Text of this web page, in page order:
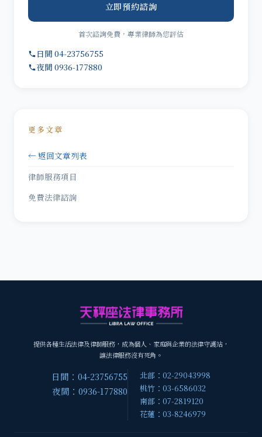
立即預約諮詢
首次諮詢免費，專業律師為您評估
日間 04-23756755
夜間 0936-177880
更多文章
← 返回文章列表
律師服務項目
免費法律諮詢
提供各種生活法律及律師服務，成為個人、家庭與企業的法律守護站，
讓法律服務沒有死角。
日間：04-23756755
夜間：0936-177880
北部：02-29043998
桃竹：03-6586032
南部：07-2819120
花蓮：03-8246979